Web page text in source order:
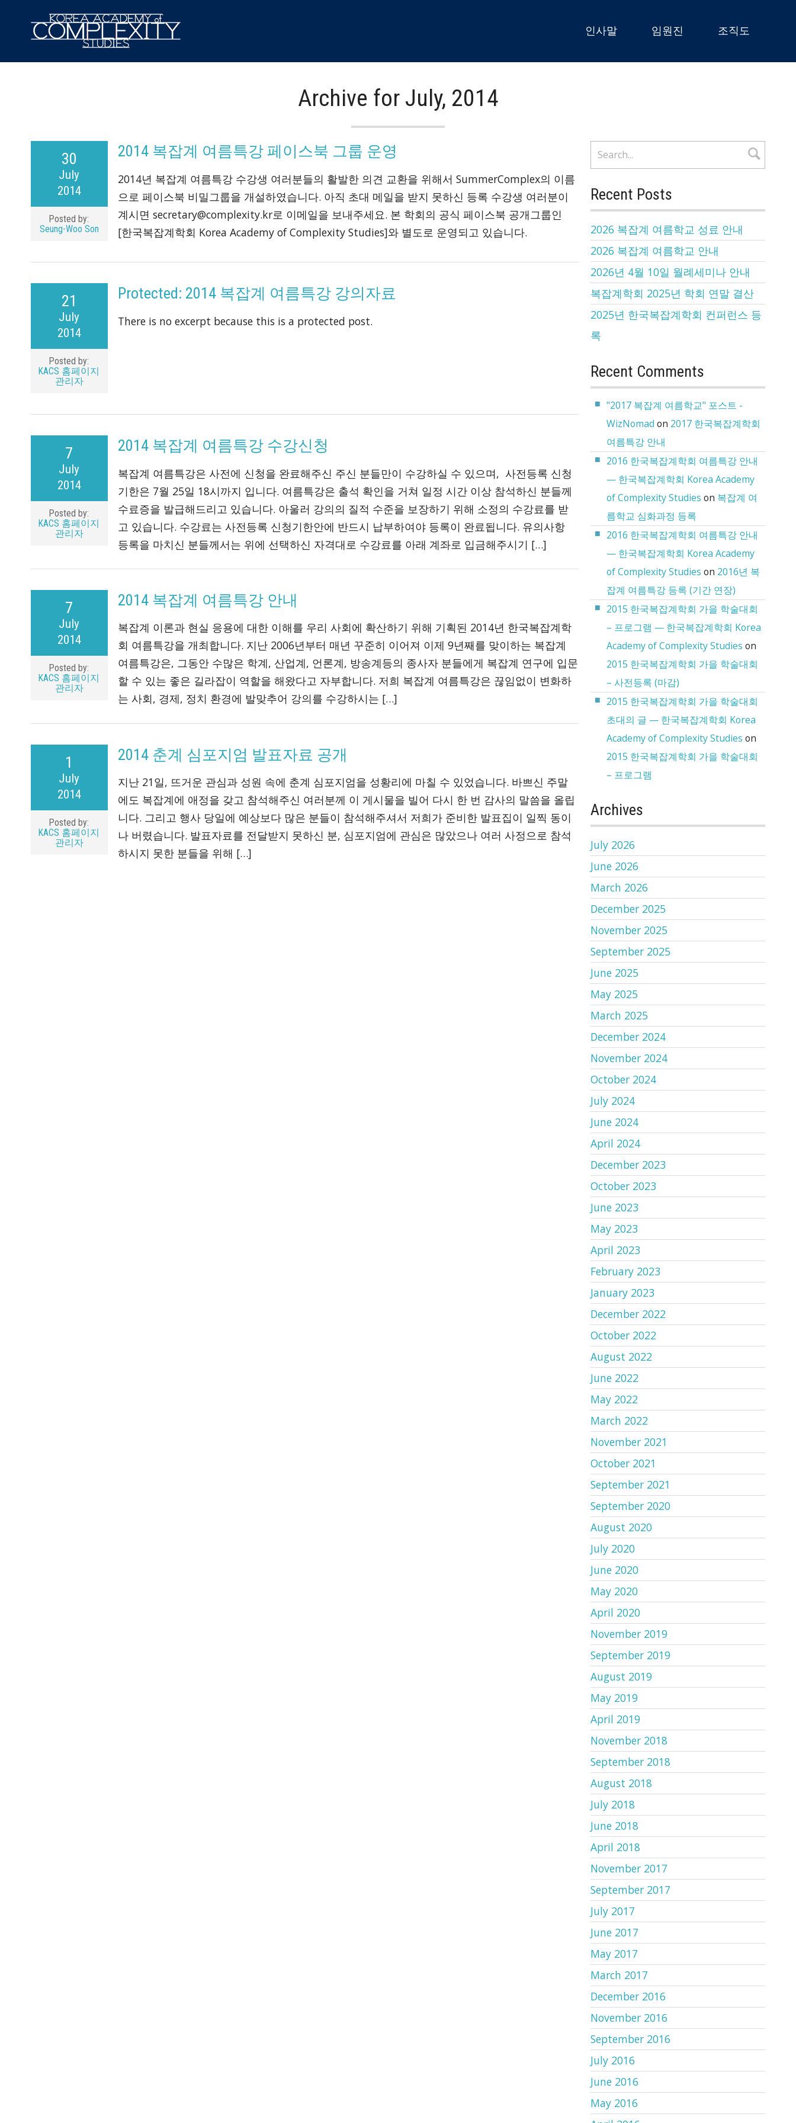
인사말 임원진 조직도
Archive for July, 2014
2014 복잡계 여름특강 페이스북 그룹 운영
2014년 복잡계 여름특강 수강생 여러분들의 활발한 의견 교환을 위해서 SummerComplex의 이름
으로 페이스북 비밀그룹을 개설하였습니다. 아직 초대 메일을 받지 못하신 등록 수강생 여러분이
계시면 secretary@complexity.kr로 이메일을 보내주세요. 본 학회의 공식 페이스북 공개그룹인
[한국복잡계학회 Korea Academy of Complexity Studies]와 별도로 운영되고 있습니다.
30
July
2014
Posted by:
Seung-Woo Son
Protected: 2014 복잡계 여름특강 강의자료
There is no excerpt because this is a protected post.
21
July
2014
Posted by:
KACS 홈페이지
관리자
2014 복잡계 여름특강 수강신청
복잡계 여름특강은 사전에 신청을 완료해주신 주신 분들만이 수강하실 수 있으며, 사전등록 신청
기한은 7월 25일 18시까지 입니다. 여름특강은 출석 확인을 거쳐 일정 시간 이상 참석하신 분들께
수료증을 발급해드리고 있습니다. 아울러 강의의 질적 수준을 보장하기 위해 소정의 수강료를 받
고 있습니다. 수강료는 사전등록 신청기한안에 반드시 납부하여야 등록이 완료됩니다. 유의사항
등록을 마치신 분들께서는 위에 선택하신 자격대로 수강료를 아래 계좌로 입금해주시기 […]
7
July
2014
Posted by:
KACS 홈페이지
관리자
2014 복잡계 여름특강 안내
복잡계 이론과 현실 응용에 대한 이해를 우리 사회에 확산하기 위해 기획된 2014년 한국복잡계학
회 여름특강을 개최합니다. 지난 2006년부터 매년 꾸준히 이어져 이제 9년째를 맞이하는 복잡계
여름특강은, 그동안 수많은 학계, 산업계, 언론계, 방송계등의 종사자 분들에게 복잡계 연구에 입문
할 수 있는 좋은 길라잡이 역할을 해왔다고 자부합니다. 저희 복잡계 여름특강은 끊임없이 변화하
는 사회, 경제, 정치 환경에 발맞추어 강의를 수강하시는 […]
7
July
2014
Posted by:
KACS 홈페이지
관리자
2014 춘계 심포지엄 발표자료 공개
지난 21일, 뜨거운 관심과 성원 속에 춘계 심포지엄을 성황리에 마칠 수 있었습니다. 바쁘신 주말
에도 복잡계에 애정을 갖고 참석해주신 여러분께 이 게시물을 빌어 다시 한 번 감사의 말씀을 올립
니다. 그리고 행사 당일에 예상보다 많은 분들이 참석해주셔서 저희가 준비한 발표집이 일찍 동이
나 버렸습니다. 발표자료를 전달받지 못하신 분, 심포지엄에 관심은 많았으나 여러 사정으로 참석
하시지 못한 분들을 위해 […]
1
July
2014
Posted by:
KACS 홈페이지
관리자
Recent Posts
2026 복잡계 여름학교 성료 안내
2026 복잡계 여름학교 안내
2026년 4월 10일 월례세미나 안내
복잡계학회 2025년 학회 연말 결산
2025년 한국복잡계학회 컨퍼런스 등
록
Recent Comments
"2017 복잡계 여름학교" 포스트 -
WizNomad on 2017 한국복잡계학회
여름특강 안내
2016 한국복잡계학회 여름특강 안내
— 한국복잡계학회 Korea Academy
of Complexity Studies on 복잡계 여
름학교 심화과정 등록
2016 한국복잡계학회 여름특강 안내
— 한국복잡계학회 Korea Academy
of Complexity Studies on 2016년 복
잡계 여름특강 등록 (기간 연장)
2015 한국복잡계학회 가을 학술대회
– 프로그램 — 한국복잡계학회 Korea
Academy of Complexity Studies on
2015 한국복잡계학회 가을 학술대회
– 사전등록 (마감)
2015 한국복잡계학회 가을 학술대회
초대의 글 — 한국복잡계학회 Korea
Academy of Complexity Studies on
2015 한국복잡계학회 가을 학술대회
– 프로그램
Archives
July 2026
June 2026
March 2026
December 2025
November 2025
September 2025
June 2025
May 2025
March 2025
December 2024
November 2024
October 2024
July 2024
June 2024
April 2024
December 2023
October 2023
June 2023
May 2023
April 2023
February 2023
January 2023
December 2022
October 2022
August 2022
June 2022
May 2022
March 2022
November 2021
October 2021
September 2021
September 2020
August 2020
July 2020
June 2020
May 2020
April 2020
November 2019
September 2019
August 2019
May 2019
April 2019
November 2018
September 2018
August 2018
July 2018
June 2018
April 2018
November 2017
September 2017
July 2017
June 2017
May 2017
March 2017
December 2016
November 2016
September 2016
July 2016
June 2016
May 2016